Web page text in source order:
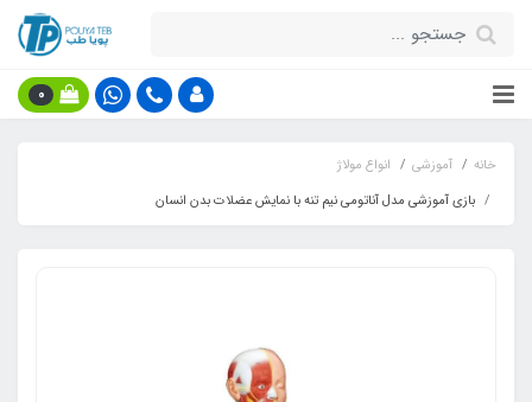
0
خانه آموزشی
انواع مولاژ
بازی آموزشی مدل آناتومی نیم تنه با نمایش عضلات بدن انسان